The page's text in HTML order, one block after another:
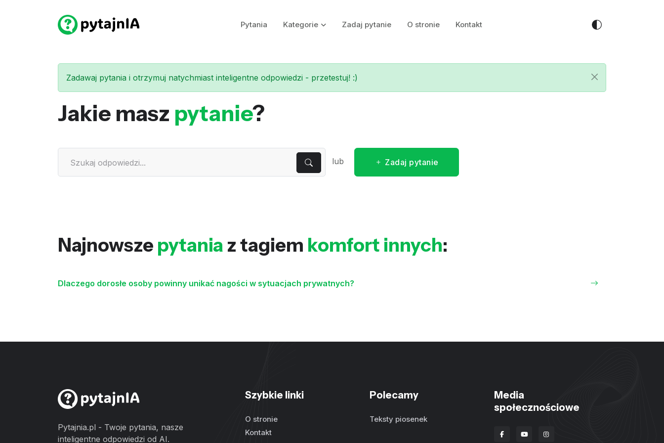
Pytania Kategorie Zadaj pytanie O stronie Kontakt
Zadawaj pytania i otrzymuj natychmiast inteligentne odpowiedzi - przetestuj! :)
Jakie masz pytanie?
lub Zadaj pytanie
Najnowsze pytania z tagiem komfort innych:
Dlaczego dorosłe osoby powinny unikać nagości w sytuacjach prywatnych?
Pytajnia.pl - Twoje pytania, nasze
inteligentne odpowiedzi od AI.
Szybkie linki
O stronie
Kontakt
Polecamy
Teksty piosenek
Media
społecznościowe